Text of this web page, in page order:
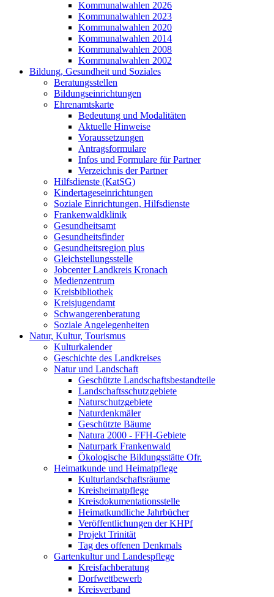
Kommunalwahlen 2026
Kommunalwahlen 2023
Kommunalwahlen 2020
Kommunalwahlen 2014
Kommunalwahlen 2008
Kommunalwahlen 2002
Bildung, Gesundheit und Soziales
Beratungsstellen
Bildungseinrichtungen
Ehrenamtskarte
Bedeutung und Modalitäten
Aktuelle Hinweise
Voraussetzungen
Antragsformulare
Infos und Formulare für Partner
Verzeichnis der Partner
Hilfsdienste (KatSG)
Kindertageseinrichtungen
Soziale Einrichtungen, Hilfsdienste
Frankenwaldklinik
Gesundheitsamt
Gesundheitsfinder
Gesundheitsregion plus
Gleichstellungsstelle
Jobcenter Landkreis Kronach
Medienzentrum
Kreisbibliothek
Kreisjugendamt
Schwangerenberatung
Soziale Angelegenheiten
Natur, Kultur, Tourismus
Kulturkalender
Geschichte des Landkreises
Natur und Landschaft
Geschützte Landschaftsbestandteile
Landschaftsschutzgebiete
Naturschutzgebiete
Naturdenkmäler
Geschützte Bäume
Natura 2000 - FFH-Gebiete
Naturpark Frankenwald
Ökologische Bildungsstätte Ofr.
Heimatkunde und Heimatpflege
Kulturlandschaftsräume
Kreisheimatpflege
Kreisdokumentationsstelle
Heimatkundliche Jahrbücher
Veröffentlichungen der KHPf
Projekt Trinität
Tag des offenen Denkmals
Gartenkultur und Landespflege
Kreisfachberatung
Dorfwettbewerb
Kreisverband